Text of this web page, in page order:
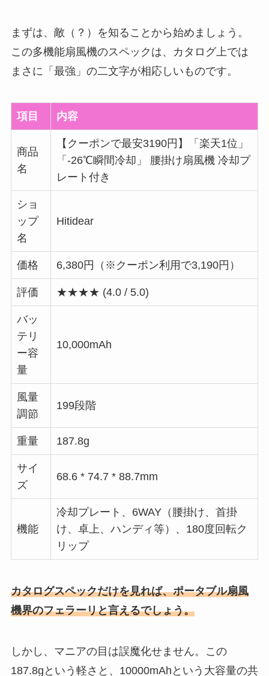
まずは、敵（？）を知ることから始めましょう。
この多機能扇風機のスペックは、カタログ上では
まさに「最強」の二文字が相応しいものです。
項目 内容
商品
名
【クーポンで最安3190円】「楽天1位」
「-26℃瞬間冷却」 腰掛け扇風機 冷却プ
レート付き
ショ
ップ
名
Hitidear
価格 6,380円（※クーポン利用で3,190円）
評価 ★★★★ (4.0 / 5.0)
バッ
テリ
ー容
量
10,000mAh
風量
調節
199段階
重量 187.8g
サイ
ズ
68.6 * 74.7 * 88.7mm
機能
冷却プレート、6WAY（腰掛け、首掛
け、卓上、ハンディ等）、180度回転ク
リップ
カタログスペックだけを見れば、ポータブル扇風
機界のフェラーリと言えるでしょう。
しかし、マニアの目は誤魔化せません。この
187.8gという軽さと、10000mAhという大容量の共